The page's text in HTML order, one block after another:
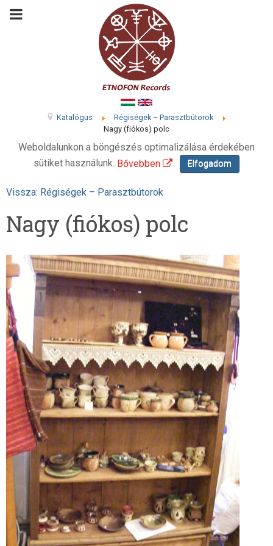
Katalógus
Régiségek – Parasztbútorok
Nagy (fiókos) polc
Weboldalunkon a böngészés optimalizálása érdekében
sütiket használunk. Bővebben Elfogadom
Vissza: Régiségek – Parasztbútorok
Nagy (fiókos) polc